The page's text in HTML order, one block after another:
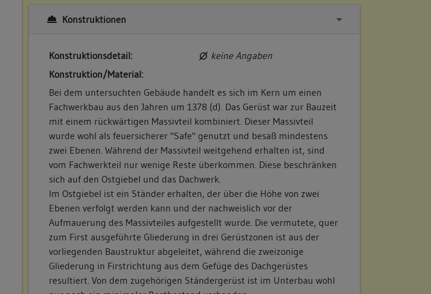
Konstruktionen
Konstruktionsdetail:
keine Angaben
Konstruktion/Material:
Bei dem untersuchten Gebäude handelt es sich im Kern um einen
Fachwerkbau aus den Jahren um 1378 (d). Das Gerüst war zur Bauzeit
mit einem rückwärtigen Massivteil kombiniert. Dieser Massivteil
wurde wohl als feuersicherer "Safe" genutzt und besaß mindestens
zwei Ebenen. Während der Massivteil weitgehend erhalten ist, sind
vom Fachwerkteil nur wenige Reste überkommen. Diese beschränken
sich auf den Ostgiebel und das Dachwerk.
Im Ostgiebel ist ein Ständer erhalten, der über die Höhe von zwei
Ebenen verfolgt werden kann und der nachweislich vor der
Aufmauerung des Massivteiles aufgestellt wurde. Die vermutete, quer
zum First ausgeführte Gliederung in drei Gerüstzonen ist aus der
vorliegenden Baustruktur abgeleitet, während die zweizonige
Gliederung in Firstrichtung aus dem Gefüge des Dachgerüstes
resultiert. Von dem zugehörigen Ständergerüst ist im Unterbau wohl